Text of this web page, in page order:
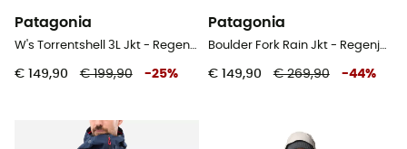
Patagonia
€ 149,90 € 199,90 -25%
Patagonia
€ 149,90 € 269,90 -44%